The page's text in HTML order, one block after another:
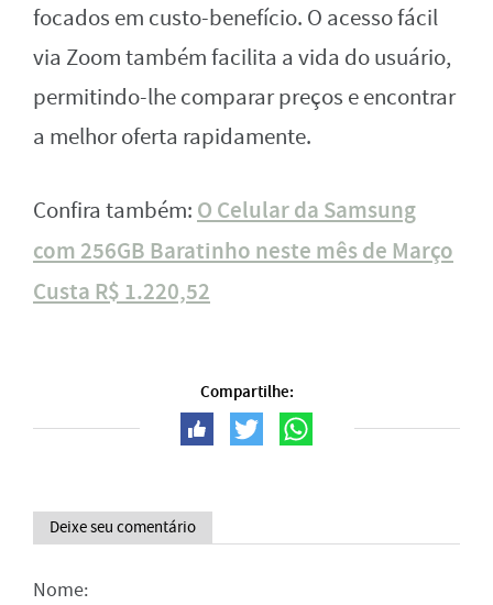
focados em custo-benefício. O acesso fácil
via Zoom também facilita a vida do usuário,
permitindo-lhe comparar preços e encontrar
a melhor oferta rapidamente.
Confira também: O Celular da Samsung
com 256GB Baratinho neste mês de Março
Custa R$ 1.220,52
Compartilhe:
Deixe seu comentário
Nome: